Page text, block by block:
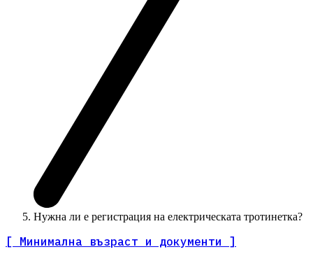
Нужна ли е регистрация на електрическата тротинетка?
[ Минимална възраст и документи ]